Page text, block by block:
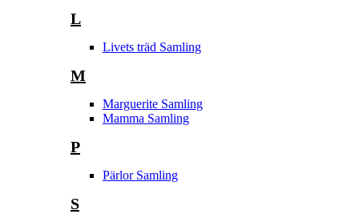
L
Livets träd Samling
M
Marguerite Samling
Mamma Samling
P
Pärlor Samling
S